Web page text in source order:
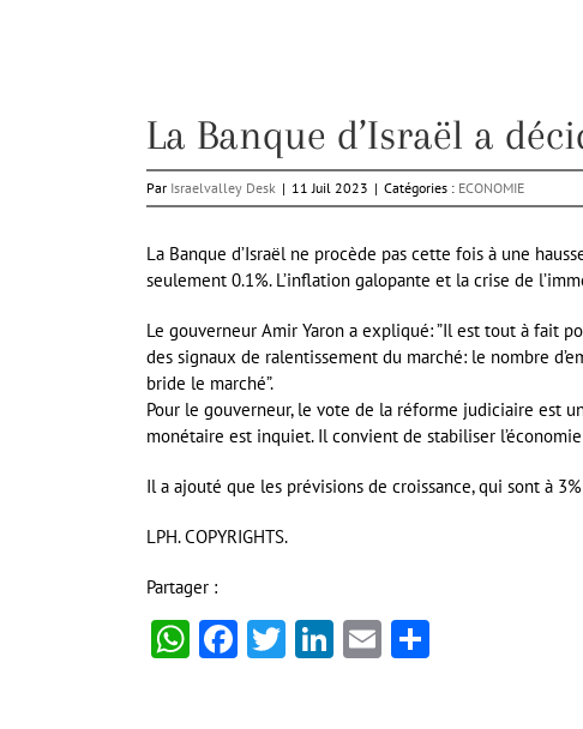
La Banque d’Israël a
Par Israelvalley Desk | 11 Juil 2023 | Catégories : ECONOMIE
La Banque d’Israël ne procède pas cette fois à une
seulement 0.1%. L’inflation galopante et la crise de
Le gouverneur Amir Yaron a expliqué: ”Il est tout à fait
des signaux de ralentissement du marché: le nombre
bride le marché”.
Pour le gouverneur, le vote de la réforme judiciaire est
monétaire est inquiet. Il convient de stabiliser
Il a ajouté que les prévisions de croissance, qui sont à
LPH. COPYRIGHTS.
Partager :
WhatsApp
Facebook
Twitter
LinkedIn
Email